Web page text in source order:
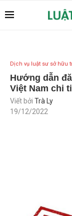
Dịch vụ luật sư sở hữu
Hướng dẫn
Việt Nam chi
Viết bởi Trà Ly
19/12/2022